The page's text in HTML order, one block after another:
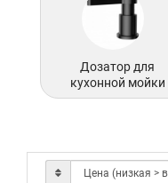
Дозатор для
кухонной мойки